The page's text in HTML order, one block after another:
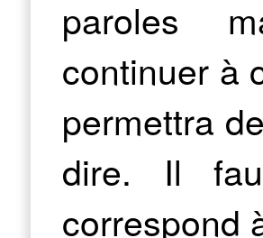
paroles
continuer à
permettra
dire. Il
correspond